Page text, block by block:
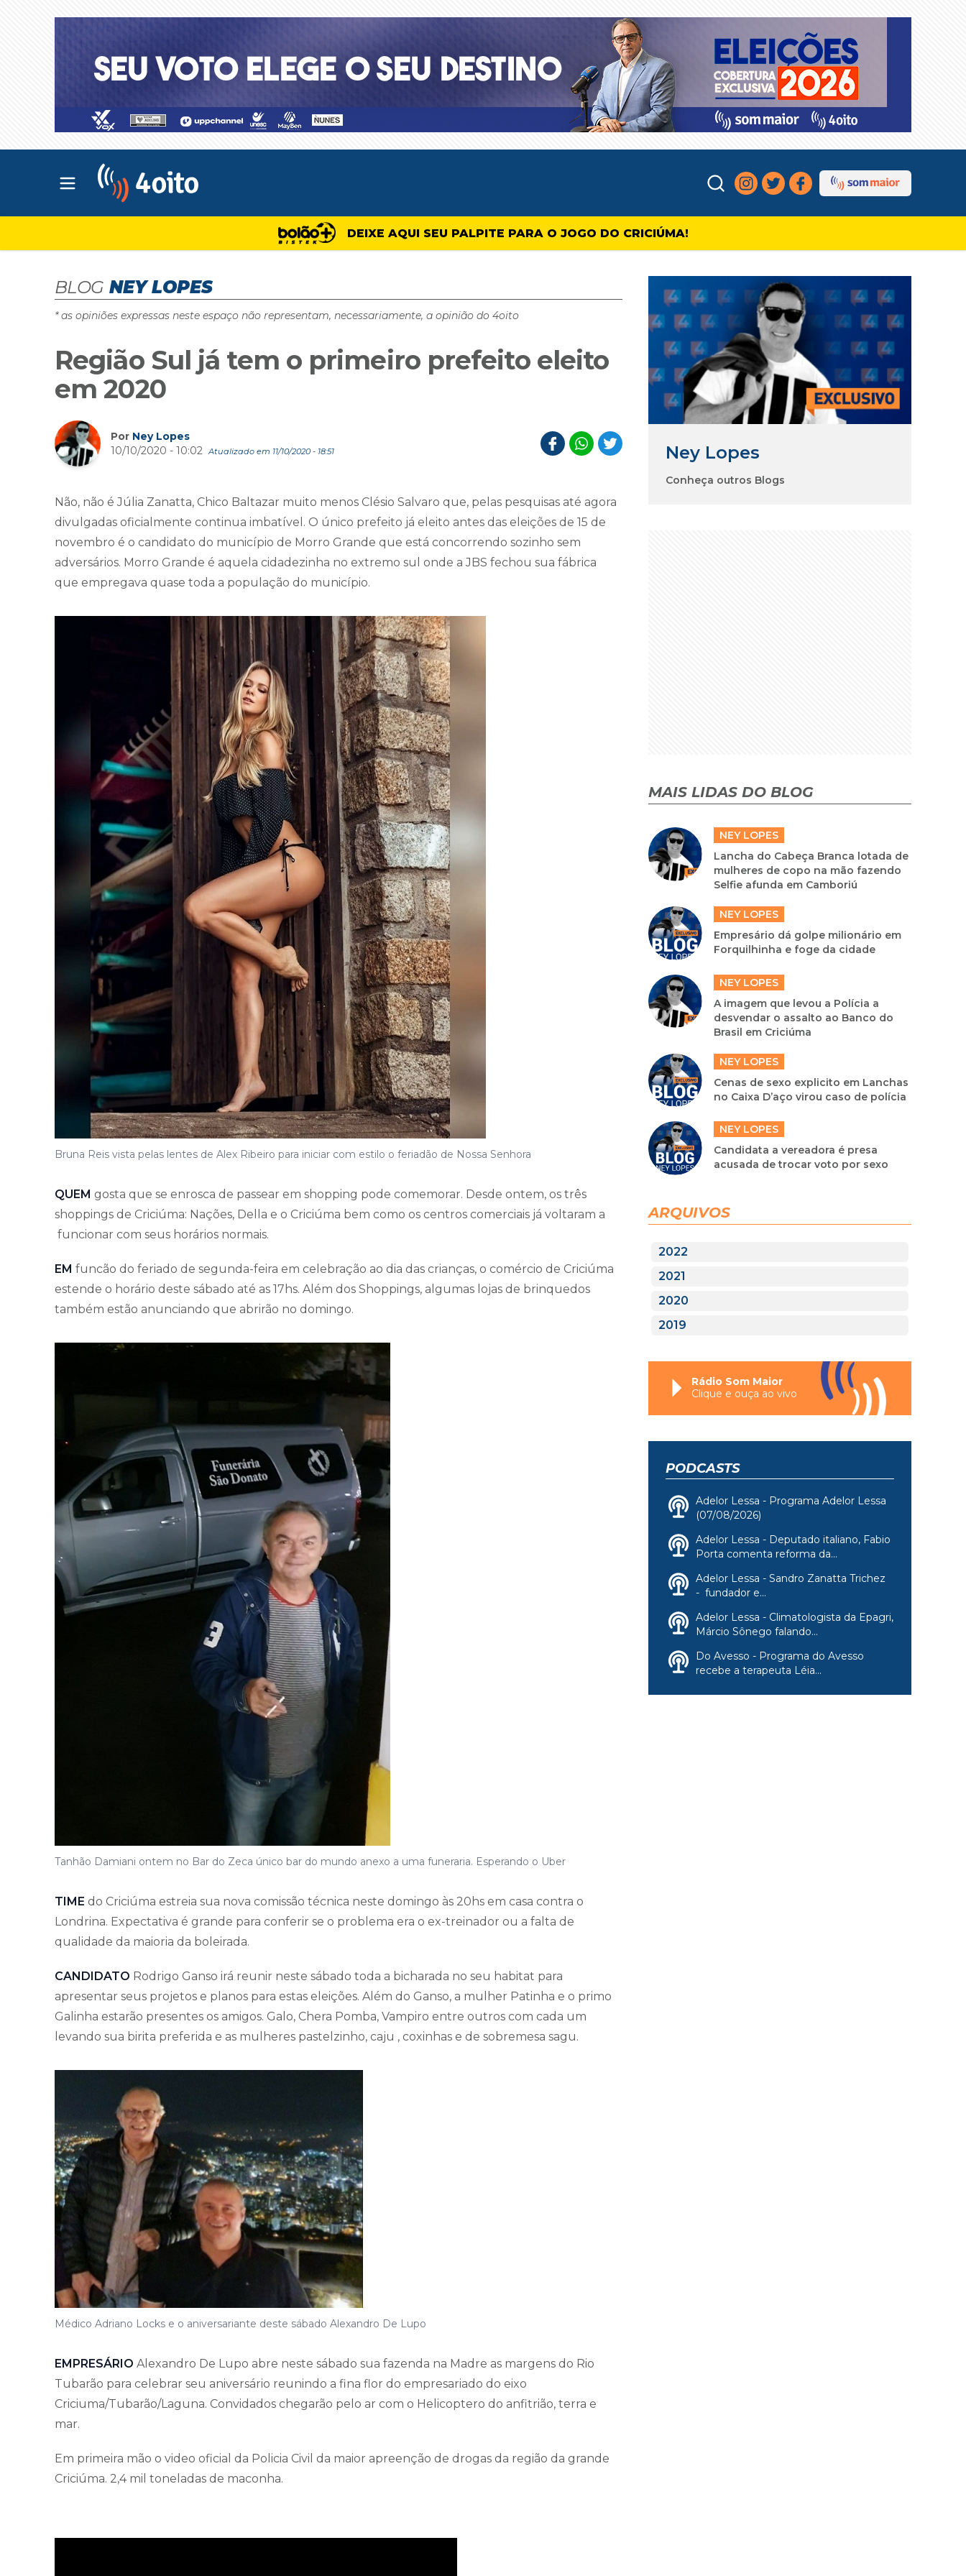
Abrir menu principal
DEIXE AQUI SEU PALPITE PARA O JOGO DO CRICIÚMA!
BLOG NEY LOPES
* as opiniões expressas neste espaço não representam, necessariamente, a opinião do 4oito
Região Sul já tem o primeiro prefeito eleito
em 2020
Por Ney Lopes
10/10/2020 - 10:02 Atualizado em 11/10/2020 - 18:51
Não, não é Júlia Zanatta, Chico Baltazar muito menos Clésio Salvaro que, pelas pesquisas até agora
divulgadas oficialmente continua imbatível. O único prefeito já eleito antes das eleições de 15 de
novembro é o candidato do município de Morro Grande que está concorrendo sozinho sem
adversários. Morro Grande é aquela cidadezinha no extremo sul onde a JBS fechou sua fábrica
que empregava quase toda a população do município.
Bruna Reis vista pelas lentes de Alex Ribeiro para iniciar com estilo o feriadão de Nossa Senhora
QUEM gosta que se enrosca de passear em shopping pode comemorar. Desde ontem, os três
shoppings de Criciúma: Nações, Della e o Criciúma bem como os centros comerciais já voltaram a
funcionar com seus horários normais.
EM funcão do feriado de segunda-feira em celebração ao dia das crianças, o comércio de Criciúma
estende o horário deste sábado até as 17hs. Além dos Shoppings, algumas lojas de brinquedos
também estão anunciando que abrirão no domingo.
Tanhão Damiani ontem no Bar do Zeca único bar do mundo anexo a uma funeraria. Esperando o Uber
TIME do Criciúma estreia sua nova comissão técnica neste domingo às 20hs em casa contra o
Londrina. Expectativa é grande para conferir se o problema era o ex-treinador ou a falta de
qualidade da maioria da boleirada.
CANDIDATO Rodrigo Ganso irá reunir neste sábado toda a bicharada no seu habitat para
apresentar seus projetos e planos para estas eleições. Além do Ganso, a mulher Patinha e o primo
Galinha estarão presentes os amigos. Galo, Chera Pomba, Vampiro entre outros com cada um
levando sua birita preferida e as mulheres pastelzinho, caju , coxinhas e de sobremesa sagu.
Médico Adriano Locks e o aniversariante deste sábado Alexandro De Lupo
EMPRESÁRIO Alexandro De Lupo abre neste sábado sua fazenda na Madre as margens do Rio
Tubarão para celebrar seu aniversário reunindo a fina flor do empresariado do eixo
Criciuma/Tubarão/Laguna. Convidados chegarão pelo ar com o Helicoptero do anfitrião, terra e
mar.
Em primeira mão o video oficial da Policia Civil da maior apreenção de drogas da região da grande
Criciúma. 2,4 mil toneladas de maconha.
Ney Lopes
Conheça outros Blogs
MAIS LIDAS DO BLOG
NEY LOPES
Lancha do Cabeça Branca lotada de
mulheres de copo na mão fazendo
Selfie afunda em Camboriú
NEY LOPES
Empresário dá golpe milionário em
Forquilhinha e foge da cidade
NEY LOPES
A imagem que levou a Polícia a
desvendar o assalto ao Banco do
Brasil em Criciúma
NEY LOPES
Cenas de sexo explicito em Lanchas
no Caixa D’aço virou caso de polícia
NEY LOPES
Candidata a vereadora é presa
acusada de trocar voto por sexo
ARQUIVOS
2022
2021
2020
2019
Rádio Som Maior
Clique e ouça ao vivo
PODCASTS
Adelor Lessa - Programa Adelor Lessa
(07/08/2026)
Adelor Lessa - Deputado italiano, Fabio
Porta comenta reforma da...
Adelor Lessa - Sandro Zanatta Trichez
- fundador e...
Adelor Lessa - Climatologista da Epagri,
Márcio Sônego falando...
Do Avesso - Programa do Avesso
recebe a terapeuta Léia...